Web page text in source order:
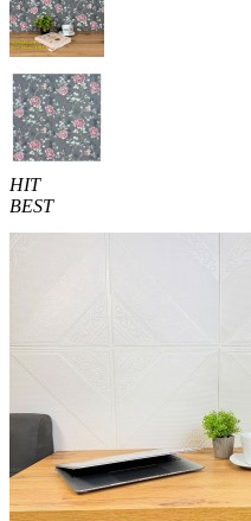
HIT
BEST